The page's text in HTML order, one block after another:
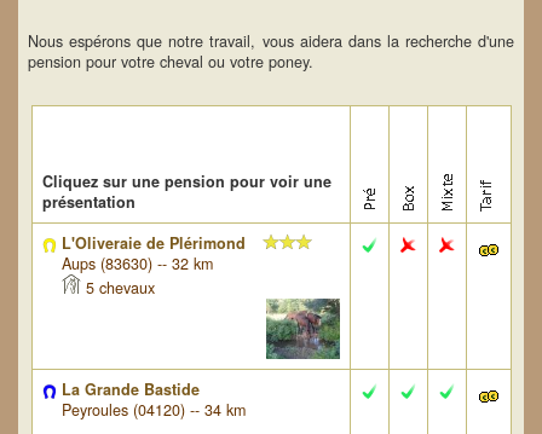
Nous espérons que notre travail, vous aidera dans la recherche d'une
pension pour votre cheval ou votre poney.
Cliquez sur une pension pour voir une
présentation
L'Oliveraie de Plérimond
Aups (83630) -- 32 km
5 chevaux
La Grande Bastide
Peyroules (04120) -- 34 km